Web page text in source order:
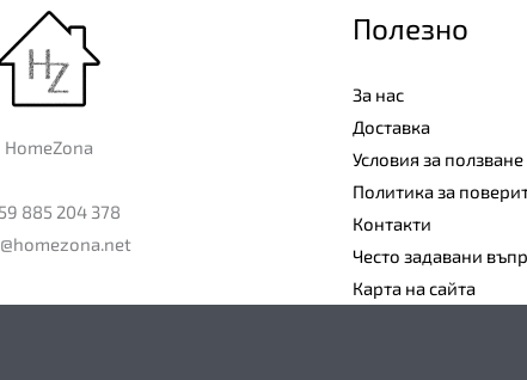
HomeZona
885 204 378
Полезно
За нас
Доставка
Условия за ползване
Политика за
Контакти
Често задавани
Карта на сайта